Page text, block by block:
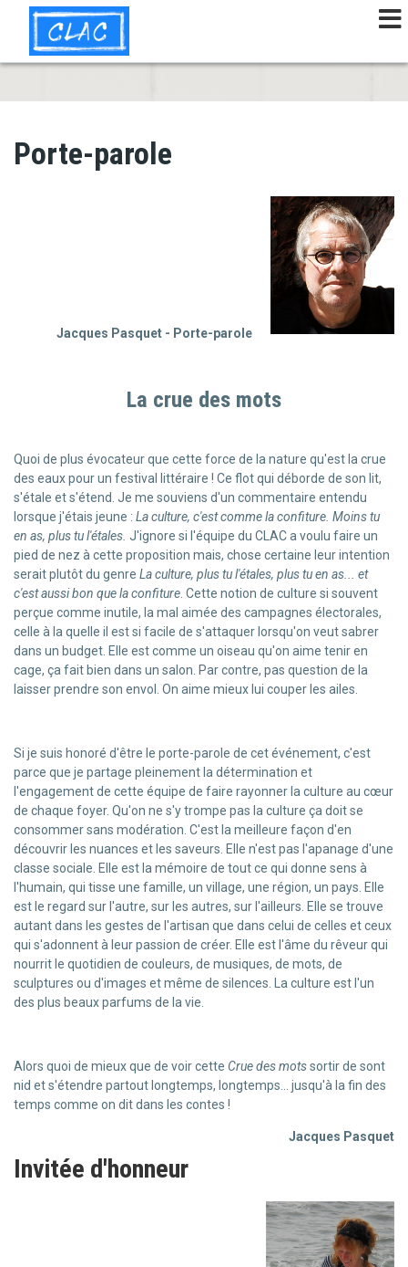
contenu
principal
Porte-parole
Jacques Pasquet - Porte-parole
La crue des mots
Quoi de plus évocateur que cette force de la nature qu'est la crue
des eaux pour un festival littéraire ! Ce flot qui déborde de son lit,
s'étale et s'étend. Je me souviens d'un commentaire entendu
lorsque j'étais jeune : La culture, c'est comme la confiture. Moins tu
en as, plus tu l'étales. J'ignore si l'équipe du CLAC a voulu faire un
pied de nez à cette proposition mais, chose certaine leur intention
serait plutôt du genre La culture, plus tu l'étales, plus tu en as... et
c'est aussi bon que la confiture . Cette notion de culture si souvent
perçue comme inutile, la mal aimée des campagnes électorales,
celle à la quelle il est si facile de s'attaquer lorsqu'on veut sabrer
dans un budget. Elle est comme un oiseau qu'on aime tenir en
cage, ça fait bien dans un salon. Par contre, pas question de la
laisser prendre son envol. On aime mieux lui couper les ailes.
Si je suis honoré d'être le porte-parole de cet événement, c'est
parce que je partage pleinement la détermination et
l'engagement de cette équipe de faire rayonner la culture au cœur
de chaque foyer. Qu'on ne s'y trompe pas la culture ça doit se
consommer sans modération. C'est la meilleure façon d'en
découvrir les nuances et les saveurs. Elle n'est pas l'apanage d'une
classe sociale. Elle est la mémoire de tout ce qui donne sens à
l'humain, qui tisse une famille, un village, une région, un pays. Elle
est le regard sur l'autre, sur les autres, sur l'ailleurs. Elle se trouve
autant dans les gestes de l'artisan que dans celui de celles et ceux
qui s'adonnent à leur passion de créer. Elle est l'âme du rêveur qui
nourrit le quotidien de couleurs, de musiques, de mots, de
sculptures ou d'images et même de silences. La culture est l'un
des plus beaux parfums de la vie.
Alors quoi de mieux que de voir cette Crue des motssortir de sont
nid et s'étendre partout longtemps, longtemps... jusqu'à la fin des
temps comme on dit dans les contes !
Jacques Pasquet
Invitée d'honneur